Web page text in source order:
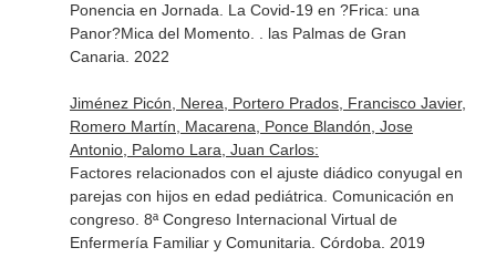
Ponencia en Jornada. La Covid-19 en ?Frica: una
Panor?Mica del Momento. . las Palmas de Gran
Canaria. 2022
Jiménez Picón, Nerea, Portero Prados, Francisco Javier,
Romero Martín, Macarena, Ponce Blandón, Jose
Antonio, Palomo Lara, Juan Carlos:
Factores relacionados con el ajuste diádico conyugal en
parejas con hijos en edad pediátrica. Comunicación en
congreso. 8ª Congreso Internacional Virtual de
Enfermería Familiar y Comunitaria. Córdoba. 2019